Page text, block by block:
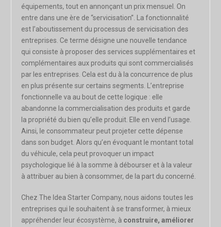
équipements, tout en annonçant un prix mensuel. On
entre dans une ère de “servicisation”. La fonctionnalité
est l’aboutissement du processus de servicisation des
entreprises. Ce terme désigne une nouvelle tendance
qui consiste à proposer des services supplémentaires et
complémentaires aux produits qui sont commercialisés
par les entreprises. Cela est du à la concurrence de plus
en plus présente sur certains segments. L’entreprise
fonctionnelle va au bout de cette logique : elle
abandonne la commercialisation des produits et garde
la propriété du bien qu’elle produit. Elle en vend l’usage.
Ainsi, le consommateur peut projeter cette dépense
dans son budget. Alors qu’en évoquant le montant total
du véhicule, cela peut provoquer un impact
psychologique lié à la somme à débourser et à la valeur
à attribuer au bien à consommer, de la part du concerné.
Chez The Idea Starter Company, nous aidons toutes les
entreprises qui le souhaitent à se transformer, à mieux
appréhender leur écosystème, à construire, améliorer